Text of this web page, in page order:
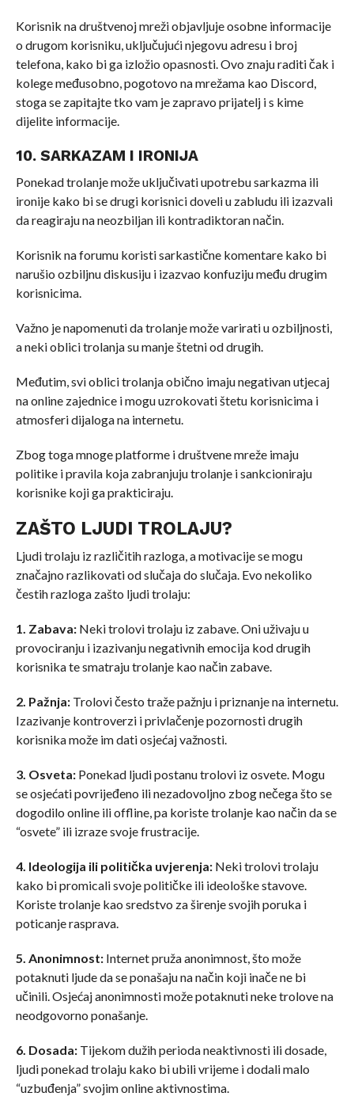
Korisnik na društvenoj mreži objavljuje osobne informacije
o drugom korisniku, uključujući njegovu adresu i broj
telefona, kako bi ga izložio opasnosti. Ovo znaju raditi čak i
kolege međusobno, pogotovo na mrežama kao Discord,
stoga se zapitajte tko vam je zapravo prijatelj i s kime
dijelite informacije.
10. SARKAZAM I IRONIJA
Ponekad trolanje može uključivati upotrebu sarkazma ili
ironije kako bi se drugi korisnici doveli u zabludu ili izazvali
da reagiraju na neozbiljan ili kontradiktoran način.
Korisnik na forumu koristi sarkastične komentare kako bi
narušio ozbiljnu diskusiju i izazvao konfuziju među drugim
korisnicima.
Važno je napomenuti da trolanje može varirati u ozbiljnosti,
a neki oblici trolanja su manje štetni od drugih.
Međutim, svi oblici trolanja obično imaju negativan utjecaj
na online zajednice i mogu uzrokovati štetu korisnicima i
atmosferi dijaloga na internetu.
Zbog toga mnoge platforme i društvene mreže imaju
politike i pravila koja zabranjuju trolanje i sankcioniraju
korisnike koji ga prakticiraju.
ZAŠTO LJUDI TROLAJU?
Ljudi trolaju iz različitih razloga, a motivacije se mogu
značajno razlikovati od slučaja do slučaja. Evo nekoliko
čestih razloga zašto ljudi trolaju:
1. Zabava:Neki trolovi trolaju iz zabave. Oni uživaju u
provociranju i izazivanju negativnih emocija kod drugih
korisnika te smatraju trolanje kao način zabave.
2. Pažnja:Trolovi često traže pažnju i priznanje na internetu.
Izazivanje kontroverzi i privlačenje pozornosti drugih
korisnika može im dati osjećaj važnosti.
3. Osveta:Ponekad ljudi postanu trolovi iz osvete. Mogu
se osjećati povrijeđeno ili nezadovoljno zbog nečega što se
dogodilo online ili offline, pa koriste trolanje kao način da se
“osvete” ili izraze svoje frustracije.
4. Ideologija ili politička uvjerenja:Neki trolovi trolaju
kako bi promicali svoje političke ili ideološke stavove.
Koriste trolanje kao sredstvo za širenje svojih poruka i
poticanje rasprava.
5. Anonimnost:Internet pruža anonimnost, što može
potaknuti ljude da se ponašaju na način koji inače ne bi
učinili. Osjećaj anonimnosti može potaknuti neke trolove na
neodgovorno ponašanje.
6. Dosada:Tijekom dužih perioda neaktivnosti ili dosade,
ljudi ponekad trolaju kako bi ubili vrijeme i dodali malo
“uzbuđenja” svojim online aktivnostima.